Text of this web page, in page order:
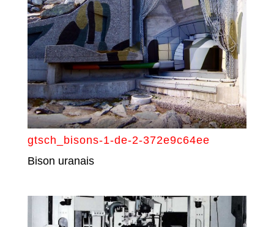
gtsch_bisons-1-de-2-372e9c64ee
Bison uranais